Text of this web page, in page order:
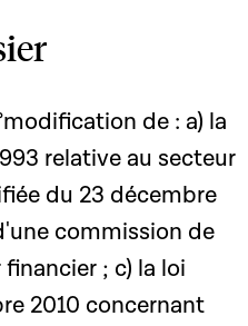
de : a) la
relative au secteur
du 23 décembre
commission de
; c) la loi
2010 concernant